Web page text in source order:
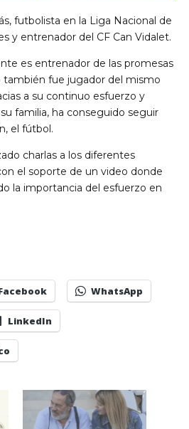
futbolista en la Liga Nacional de
y entrenador del CF Can Vidalet.
es entrenador de las promesas
también fue jugador del mismo
a su continuo esfuerzo y
familia, ha conseguido seguir
el fútbol.
charlas a los diferentes
el soporte de un video donde
la importancia del esfuerzo en
WhatsApp
LinkedIn